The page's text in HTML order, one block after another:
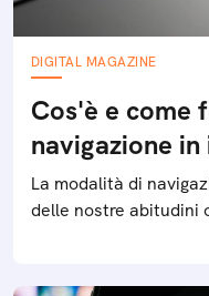
DIGITAL MAGAZINE
Cos'è e come
navigazione
La modalità di
delle nostre abitudini